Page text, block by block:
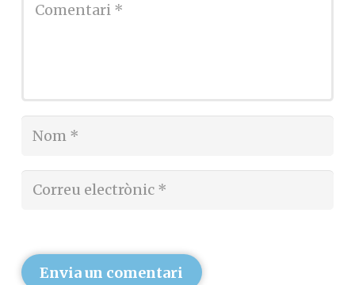
Envia un comentari